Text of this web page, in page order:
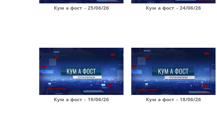
Кум а фост - 25/06/26 Кум а фост - 24/06/26
Кум а фост - 19/06/26 Кум а фост - 18/06/26